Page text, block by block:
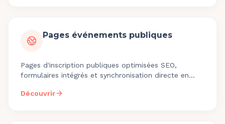
Pages événements publiques
Pages d'inscription publiques optimisées SEO,
formulaires intégrés et synchronisation directe en
web.
Découvrir